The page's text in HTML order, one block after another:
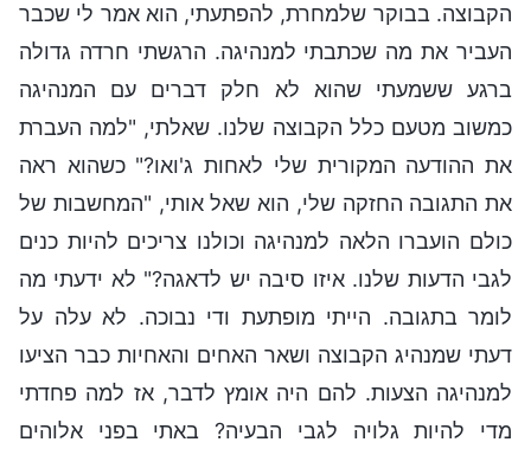
הקבוצה. בבוקר שלמחרת, להפתעתי, הוא אמר לי שכבר
העביר את מה שכתבתי למנהיגה. הרגשתי חרדה גדולה
ברגע ששמעתי שהוא לא חלק דברים עם המנהיגה
כמשוב מטעם כלל הקבוצה שלנו. שאלתי, "למה העברת
את ההודעה המקורית שלי לאחות ג'ואו?" כשהוא ראה
את התגובה החזקה שלי, הוא שאל אותי, "המחשבות של
כולם הועברו הלאה למנהיגה וכולנו צריכים להיות כנים
לגבי הדעות שלנו. איזו סיבה יש לדאגה?" לא ידעתי מה
לומר בתגובה. הייתי מופתעת ודי נבוכה. לא עלה על
דעתי שמנהיג הקבוצה ושאר האחים והאחיות כבר הציעו
למנהיגה הצעות. להם היה אומץ לדבר, אז למה פחדתי
מדי להיות גלויה לגבי הבעיה? באתי בפני אלוהים